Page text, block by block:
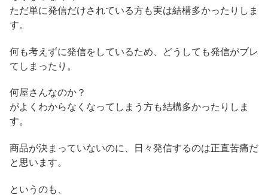
ただ単に発信だけされている方も実は結構多かったりしま
す。
何も考えずに発信をしているため、どうしても発信がブレ
てしまったり。
何屋さんなのか？
がよくわからなくなってしまう方も結構多かったりしま
す。
商品が決まっていないのに、日々発信するのは正直苦痛だ
と思います。
というのも、